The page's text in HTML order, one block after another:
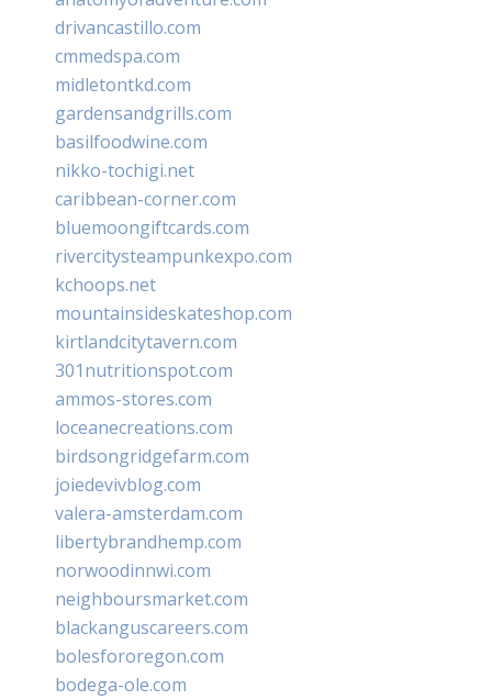
drivancastillo.com
cmmedspa.com
midletontkd.com
gardensandgrills.com
basilfoodwine.com
nikko-tochigi.net
caribbean-corner.com
bluemoongiftcards.com
rivercitysteampunkexpo.com
kchoops.net
mountainsideskateshop.com
kirtlandcitytavern.com
301nutritionspot.com
ammos-stores.com
loceanecreations.com
birdsongridgefarm.com
joiedevivblog.com
valera-amsterdam.com
libertybrandhemp.com
norwoodinnwi.com
neighboursmarket.com
blackanguscareers.com
bolesfororegon.com
bodega-ole.com